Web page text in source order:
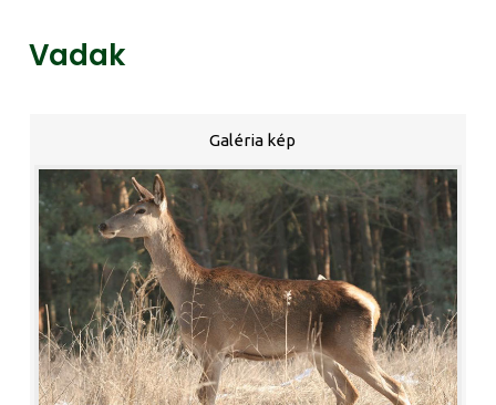
Vadak
Galéria kép